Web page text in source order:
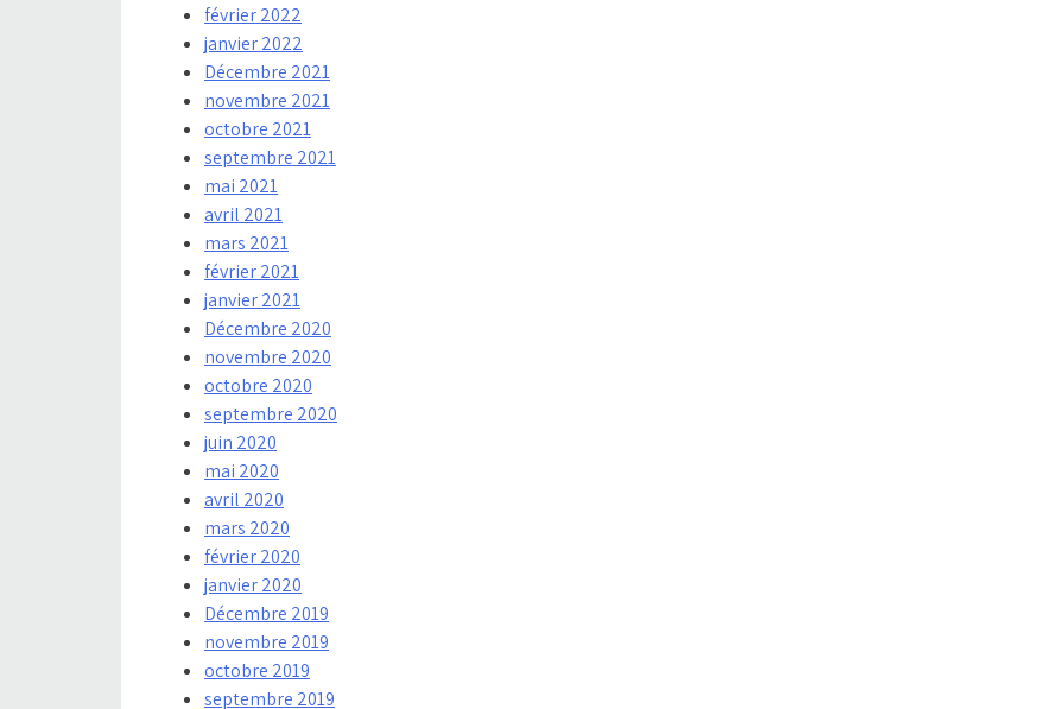
février 2022
janvier 2022
Décembre 2021
novembre 2021
octobre 2021
septembre 2021
mai 2021
avril 2021
mars 2021
février 2021
janvier 2021
Décembre 2020
novembre 2020
octobre 2020
septembre 2020
juin 2020
mai 2020
avril 2020
mars 2020
février 2020
janvier 2020
Décembre 2019
novembre 2019
octobre 2019
septembre 2019